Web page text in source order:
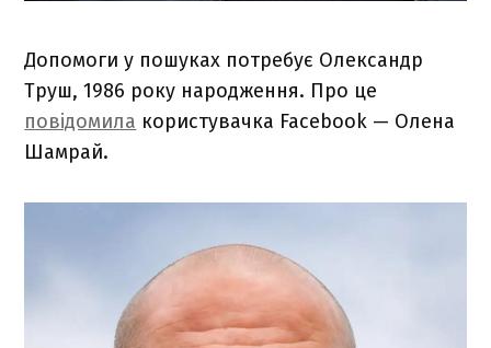
Допомоги у пошуках потребує Олександр
Труш, 1986 року народження. Про це
повідомила користувачка Facebook — Олена
Шамрай.